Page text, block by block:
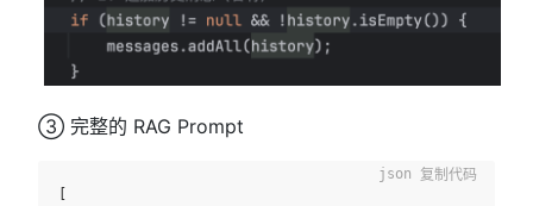
③ 完整的 RAG Prompt
[
复制代码